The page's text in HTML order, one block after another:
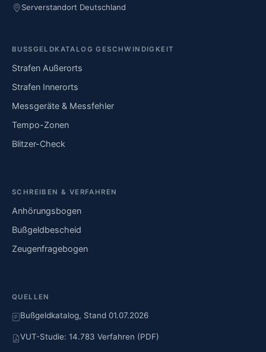
Serverstandort Deutschland
BUSSGELDKATALOG GESCHWINDIGKEIT
Strafen Außerorts
Strafen Innerorts
Messgeräte & Messfehler
Tempo-Zonen
Blitzer-Check
SCHREIBEN & VERFAHREN
Anhörungsbogen
Bußgeldbescheid
Zeugenfragebogen
QUELLEN
Bußgeldkatalog, Stand 01.07.2026
VUT-Studie: 14.783 Verfahren (PDF)